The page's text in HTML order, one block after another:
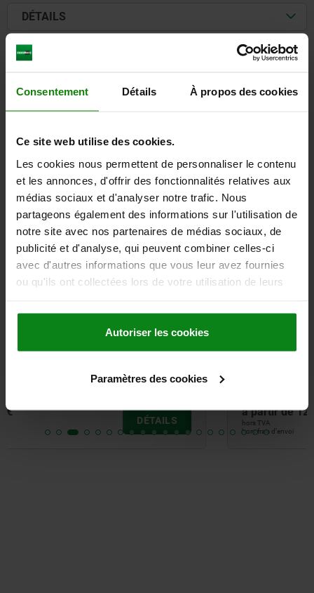
Consentement Détails À propos des cookies
Ce site web utilise des cookies.
Les cookies nous permettent de personnaliser le contenu
et les annonces, d'offrir des fonctionnalités relatives aux
médias sociaux et d'analyser notre trafic. Nous
partageons également des informations sur l'utilisation de
notre site avec nos partenaires de médias sociaux, de
publicité et d'analyse, qui peuvent combiner celles-ci
avec d'autres informations que vous leur avez fournies
ou qu'ils ont collectées lors de votre utilisation de leurs
Autoriser les cookies
Paramètres des cookies
DÉTAILS
TÉLÉCHARGEMENTS
D'autres clients ont
également acheté
05780-01
Mini sauterelle à levier horizontal avec embase
à partir de12,21 €
hors frais d’envoi